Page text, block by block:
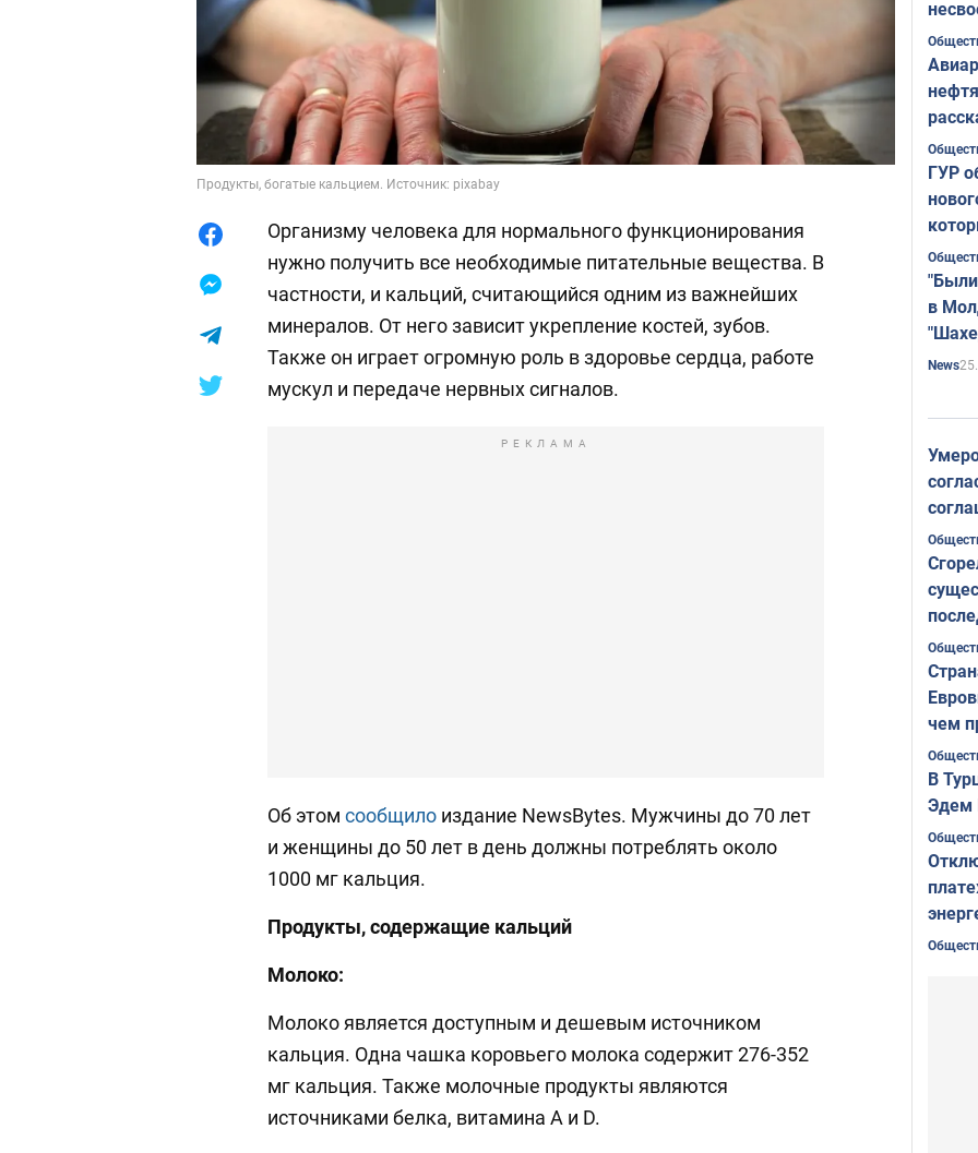
Продукты, богатые кальцием. Источник: pixabay
Организму человека для нормального функционирования
нужно получить все необходимые питательные вещества. В
частности, и кальций, считающийся одним из важнейших
минералов. От него зависит укрепление костей, зубов.
Также он играет огромную роль в здоровье сердца, работе
мускул и передаче нервных сигналов.
РЕКЛАМА
Об этом сообщило издание NewsBytes. Мужчины до 70 лет
и женщины до 50 лет в день должны потреблять около
1000 мг кальция.
Продукты, содержащие кальций
Молоко:
Молоко является доступным и дешевым источником
кальция. Одна чашка коровьего молока содержит 276-352
мг кальция. Также молочные продукты являются
источниками белка, витамина А и D.
ГУР
в
News
чем
В
Эдем